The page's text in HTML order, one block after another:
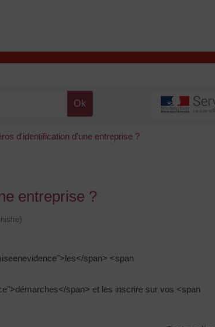
d'identification d'une entreprise ?
entreprise ?
span> <span
span> et les inscrire sur vos <span